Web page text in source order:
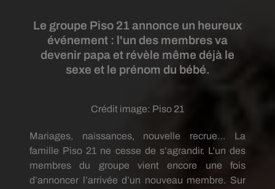
Le groupe Piso 21 annonce un heureux
événement : l'un des membres va
devenir papa et révèle même déjà le
sexe et le prénom du bébé.
Crédit image: Piso 21
Mariages, naissances, nouvelle recrue… La
famille Piso 21 ne cesse de s’agrandir. L’un des
membres du groupe vient encore une fois
d’annoncer l’arrivée d’un nouveau membre. Sur